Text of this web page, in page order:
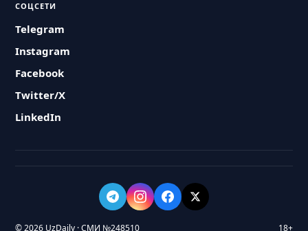
СОЦСЕТИ
Telegram
Instagram
Facebook
Twitter/X
LinkedIn
© 2026 UzDaily · СМИ №248510 18+